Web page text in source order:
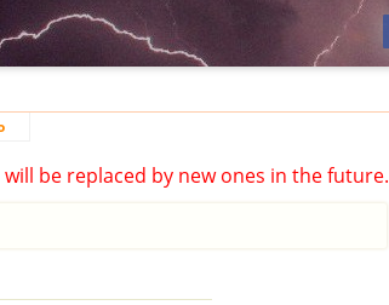
be replaced by new ones in the future.